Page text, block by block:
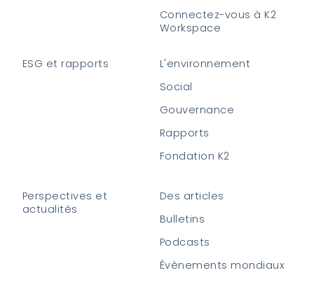
Connectez-vous à K2
Workspace
ESG et rapports
L'environnement
Social
Gouvernance
Rapports
Fondation K2
Perspectives et
actualités
Des articles
Bulletins
Podcasts
Évènements mondiaux